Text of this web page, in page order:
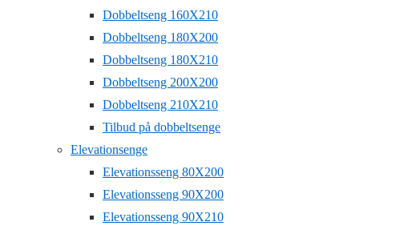
Dobbeltseng 160X210
Dobbeltseng 180X200
Dobbeltseng 180X210
Dobbeltseng 200X200
Dobbeltseng 210X210
Tilbud på dobbeltsenge
Elevationsenge
Elevationsseng 80X200
Elevationsseng 90X200
Elevationsseng 90X210